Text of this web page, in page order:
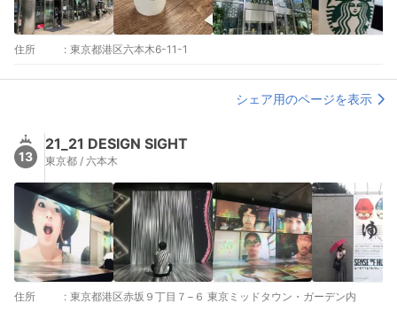
住所 : 東京都港区六本木6-11-1
シェア用のページを表示
13
21_21 DESIGN SIGHT
東京都 / 六本木
住所 : 東京都港区赤坂９丁目７−６ 東京ミッドタウン・ガーデン内